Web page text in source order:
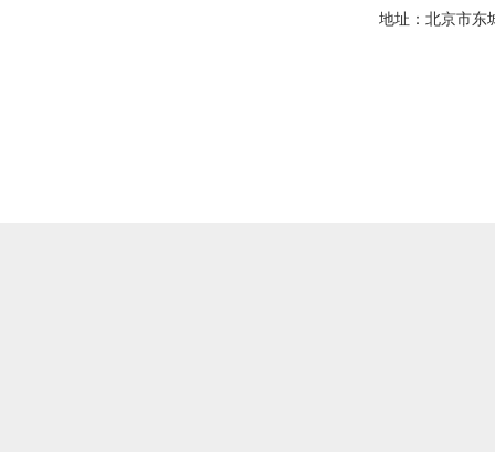
地址：北京市东